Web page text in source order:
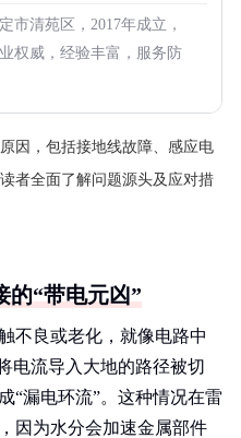
市清苑区，2017年成立，
权威，经验丰富，服务防
因，包括接地线故障、感应电
者全面了解问题源头及应对措
的“带电元凶”
不良或老化，就像电路中
电流导入大地的路径被切
“漏电环流”。这种情况在雷
因为水分会加速金属部件